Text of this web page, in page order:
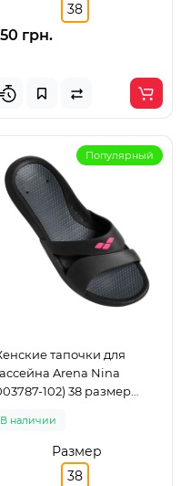
38
грн.
Популярный
тапочки для
Arena Nina
102) 38 размер
В наличии
Размер
38